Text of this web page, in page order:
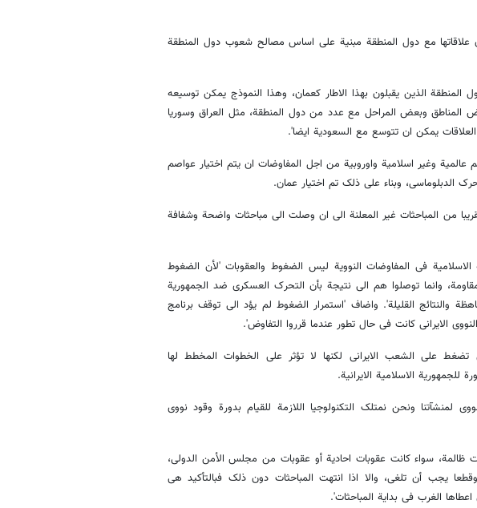
مع دول المنطقة مبنیة علی اساس مصالح شعوب دول المنطقة
الذین یقبلون بهذا الاطار کعمان، وهذا النموذج یمکن توسیعه
المناطق وبعض المراحل مع عدد من دول المنطقة، مثل العراق وسوریا
یمکن ان تتوسع مع السعودیة ایضا'.
عالمیة وغیر اسلامیة واوروبیة من اجل المفاوضات ان یتم اختیار عواصم
الدبلوماسی، وبناء علی ذلک تم اختیار عمان.
من المباحثات غیر المعلنة الی ان وصلت الی مباحثات واضحة وشفافة
فی المفاوضات النوویة لیس الضغوط والعقوبات 'لأن الضغوط
وانما توصلوا هم الی نتیجة بأن التحرک العسکری ضد الجمهوریة
والنتائج القلیلة'. واضاف 'استمرار الضغوط لم یؤد الی توقف برنامج
الایرانی کانت فی حال تطور عندما قرروا التفاوض'.
علی الشعب الایرانی لکنها لا تؤثر علی الخطوات المخطط لها
للجمهوریة الاسلامیة الایرانیة.
لمنشآتنا ونحن نمتلک التکنولوجیا اللازمة للقیام بدورة وقود نووی
ظالمة، سواء کانت عقوبات احادیة أو عقوبات من مجلس الأمن الدولی،
یجب أن تلغی، والا اذا انتهت المباحثات دون ذلک فبالتأکید هی
الغرب فی بدایة المباحثات'.